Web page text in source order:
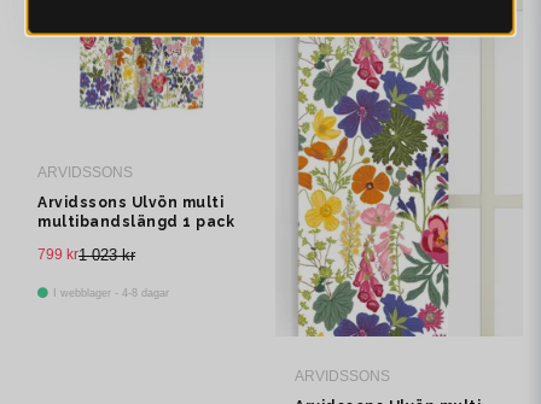
ARVIDSSONS
Arvidssons Ulvön multi
multibandslängd 1 pack
1 023 kr
799 kr
I webblager - 4-8 dagar
ARVIDSSONS